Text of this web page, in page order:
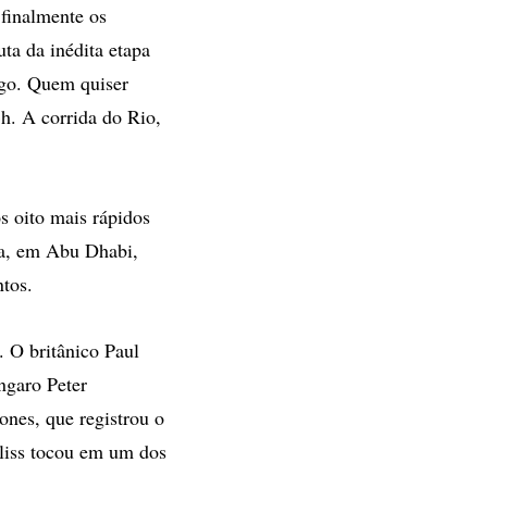
os
da inédita etapa
Quem quiser
A corrida do Rio,
oito mais rápidos
em Abu Dhabi,
O britânico Paul
Peter
que registrou o
tocou em um dos